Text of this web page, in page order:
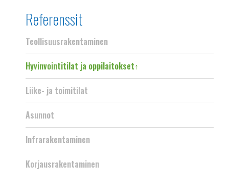
Referenssit
Teollisuusrakentaminen
Hyvinvointitilat ja oppilaitokset
Liike- ja toimitilat
Asunnot
Infrarakentaminen
Korjausrakentaminen